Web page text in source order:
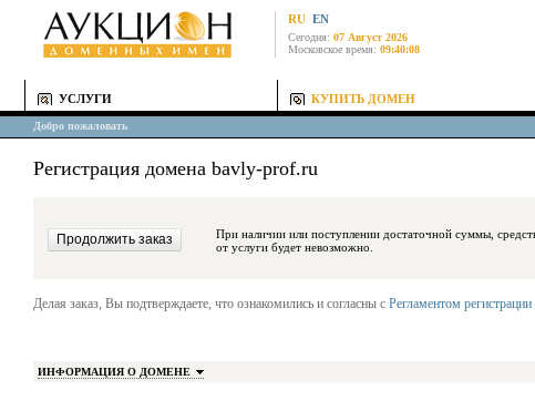
RU EN
Сегодня: 07 Август 2026
Московское время: 09:40:08
УСЛУГИ КУПИТЬ ДОМЕН
Добро пожаловать
Регистрация домена bavly-prof.ru
При наличии или поступлении достаточной суммы, средства будут
от услуги будет невозможно.
Делая заказ, Вы подтверждаете, что ознакомились и согласны с Регламентом
ИНФОРМАЦИЯ О ДОМЕНЕ